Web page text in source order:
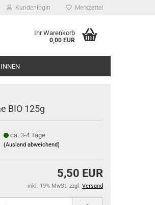
Kundenlogin Merkzettel
Ihr Warenkorb
0,00 EUR
BIO 125g
ca. 3-4 Tage
(Ausland abweichend)
5,50 EUR
inkl. 19% MwSt. zzgl. Versand